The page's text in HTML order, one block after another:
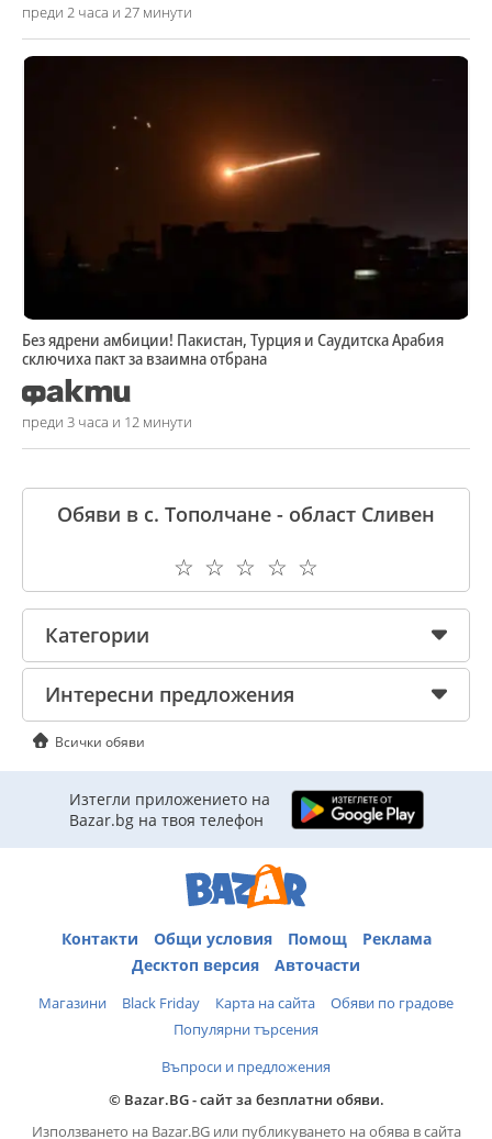
преди 2 часа и 27 минути
Без ядрени амбиции! Пакистан, Турция и Саудитска Арабия
сключиха пакт за взаимна отбрана
преди 3 часа и 12 минути
Обяви в с. Тополчане - област Сливен
☆
☆
☆
☆
☆
Категории
Интересни предложения
Всички обяви
Изтегли приложението на
Bazar.bg на твоя телефон
Контакти Общи условия Помощ
Реклама
Десктоп версия
Авточасти
Магазини Black Friday Карта на сайта
Обяви по градове
Популярни търсения
Въпроси и предложения
© Bazar.BG - сайт за безплатни обяви.
Използването на Bazar.BG или публикуването на обява в сайта